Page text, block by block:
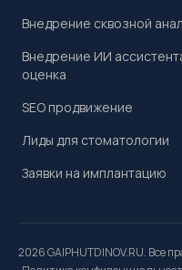
Внедрение сквозной
Внедрение ИИ
оценка
SEO продвижение
Лиды для стоматологии
Заявки на имплантацию
2026 GAIPHUTDINOV.RU. Все